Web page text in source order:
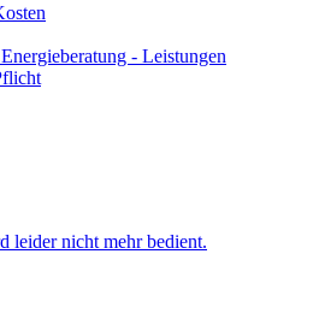
- Leistungen
leider nicht mehr bedient.